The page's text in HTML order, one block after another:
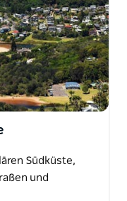
Südküste,
und